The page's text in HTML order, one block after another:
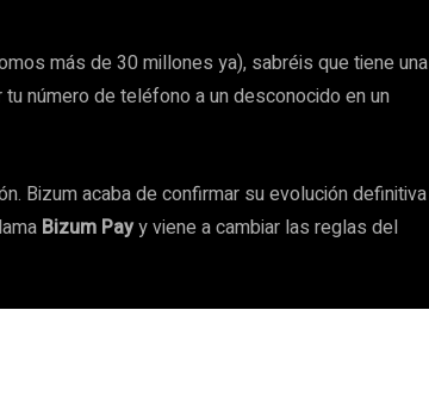
más de 30 millones ya), sabréis que tiene una
número de teléfono a un desconocido en un
Bizum acaba de confirmar su evolución definitiva
Bizum Payy viene a cambiar las reglas del